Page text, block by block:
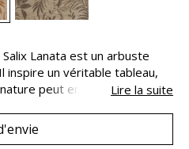
Lanata est un arbuste
inspire un véritable tableau,
peut en créer. Sur les
Le végétal se révèle dans le
et la douceur des teintes
Lire la suite